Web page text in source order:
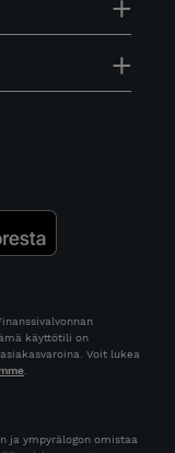
käyttötili on
Voit lukea
ja ympyrälogon omistaa